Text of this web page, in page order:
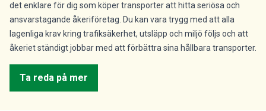
det enklare för dig som köper transporter att hitta seriösa och
ansvarstagande åkeriföretag. Du kan vara trygg med att alla
lagenliga krav kring trafiksäkerhet, utsläpp och miljö följs och att
åkeriet ständigt jobbar med att förbättra sina hållbara transporter.
Ta reda på mer